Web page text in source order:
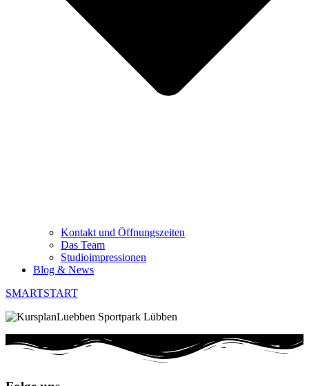
Kontakt und Öffnungszeiten
Das Team
Studioimpressionen
Blog & News
SMARTSTART